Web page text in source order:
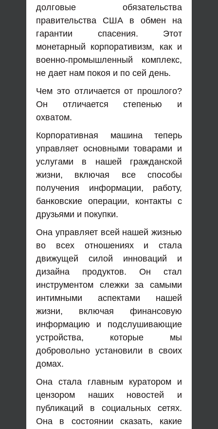
долговые обязательства
правительства США в обмен на
гарантии спасения. Этот
монетарный корпоративизм, как и
военно-промышленный комплекс,
не дает нам покоя и по сей день.
Чем это отличается от прошлого?
Он отличается степенью и
охватом.
Корпоративная машина теперь
управляет основными товарами и
услугами в нашей гражданской
жизни, включая все способы
получения информации, работу,
банковские операции, контакты с
друзьями и покупки.
Она управляет всей нашей жизнью
во всех отношениях и стала
движущей силой инноваций и
дизайна продуктов. Он стал
инструментом слежки за самыми
интимными аспектами нашей
жизни, включая финансовую
информацию и подслушивающие
устройства, которые мы
добровольно установили в своих
домах.
Она стала главным куратором и
цензором наших новостей и
публикаций в социальных сетях.
Она в состоянии сказать, какие